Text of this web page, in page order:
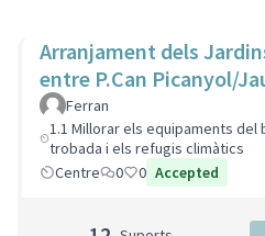
Arranjament dels
entre P.Can Picanyol/
Ferran
1.1 Millorar els equipaments
trobada i els refugis climàtics
Centre
0 0 Accepted